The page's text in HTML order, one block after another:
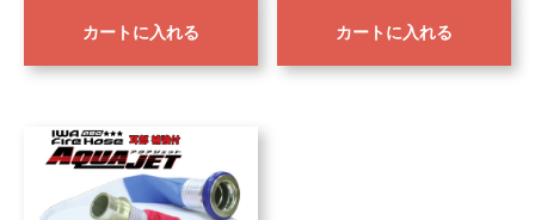
カートに入れる カートに入れる